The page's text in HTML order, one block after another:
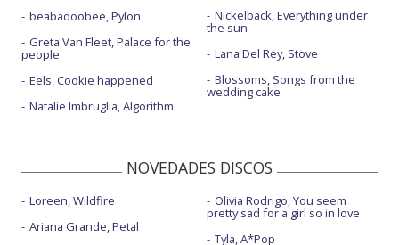
beabadoobee, Pylon
Greta Van Fleet, Palace for the
people
Eels, Cookie happened
Natalie Imbruglia, Algorithm
Nickelback, Everything under
the sun
Lana Del Rey, Stove
Blossoms, Songs from the
wedding cake
NOVEDADES DISCOS
Loreen, Wildfire
Ariana Grande, Petal
Olivia Rodrigo, You seem
pretty sad for a girl so in love
Tyla, A*Pop